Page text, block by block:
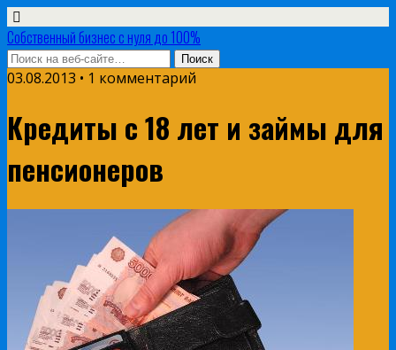
Собственный бизнес с нуля до 100%
03.08.2013 • 1 комментарий
Кредиты с 18 лет и займы для
пенсионеров